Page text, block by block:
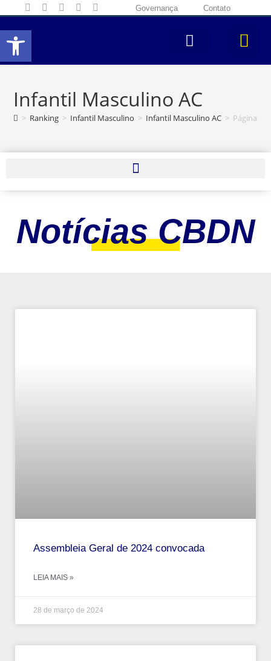
Abrir a barra de ferramentas
Governança Contato
Infantil Masculino AC
> Ranking > Infantil Masculino > Infantil Masculino AC > Página 5
Notícias CBDN
Assembleia Geral de 2024 convocada
LEIA MAIS »
28 de março de 2024